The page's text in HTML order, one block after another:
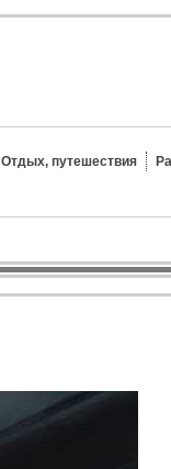
Отдых, путешествия